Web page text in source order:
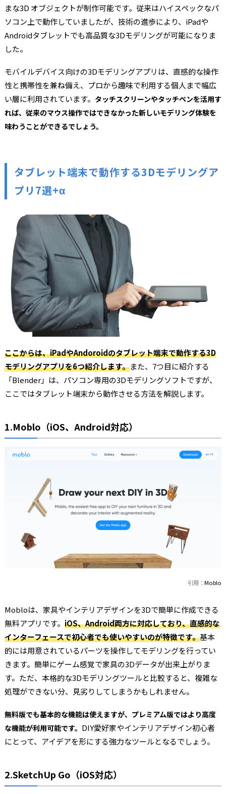
まな3D オブジェクトが制作可能です。従来はハイスペックなパ
ソコン上で動作していましたが、技術の進歩により、iPadや
Androidタブレットでも高品質な3Dモデリングが可能になりま
した。
モバイルデバイス向けの3Dモデリングアプリは、直感的な操作
性と携帯性を兼ね備え、プロから趣味で利用する個人まで幅広
い層に利用されています。 タッチスクリーンやタッチペンを活用す
れば、従来のマウス操作ではできなかった新しいモデリング体験を
味わうことができるでしょう。
タブレット端末で動作する3Dモデリングア
プリ7選+α
ここからは、iPadやAndoroidのタブレット端末で動作する3D
モデリングアプリを6つ紹介します。また、7つ目に紹介する
「Blender」は、パソコン専用の3Dモデリングソフトですが、
ここではタブレット端末から動作させる方法を解説します。
1.Moblo（iOS、Android対応）
引用：Moblo
Mobloは、家具やインテリアデザインを3Dで簡単に作成できる
無料アプリです。 iOS、Android両方に対応しており、直感的な
インターフェースで初心者でも使いやすいのが特徴です。基本
的には用意されているパーツを操作してモデリングを行ってい
きます。簡単にゲーム感覚で家具の3Dデータが出来上がりま
す。ただ、本格的な3Dモデリングツールと比較すると、複雑な
処理ができない分、見劣りしてしまうかもしれません。
無料版でも基本的な機能は使えますが、プレミアム版ではより高度
な機能が利用可能です。 DIY愛好家やインテリアデザイン初心者
にとって、アイデアを形にする強力なツールとなるでしょう。
2.SketchUp Go（iOS対応）